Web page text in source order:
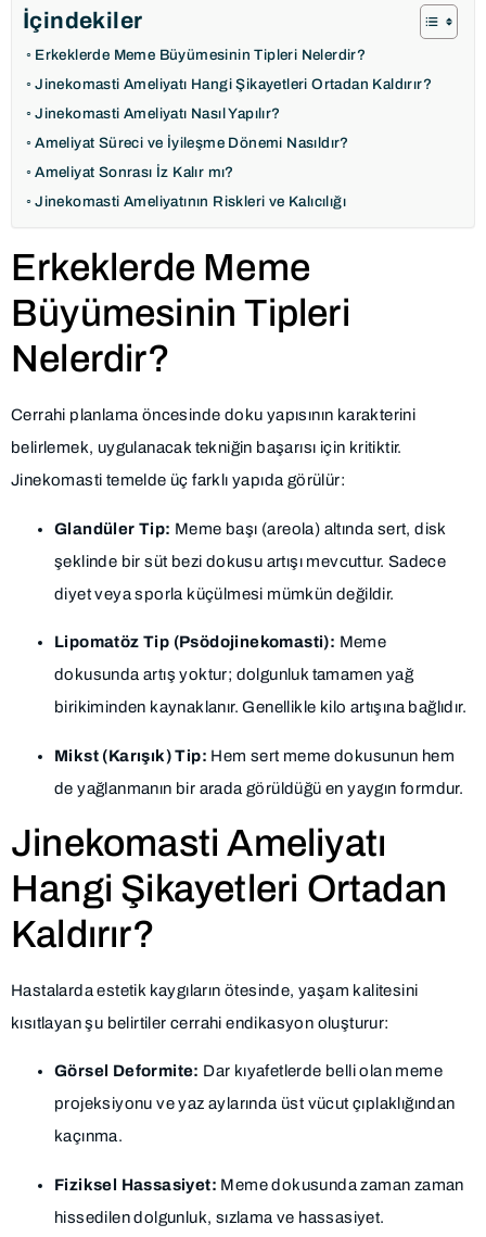
İçindekiler
Erkeklerde Meme Büyümesinin Tipleri Nelerdir?
Jinekomasti Ameliyatı Hangi Şikayetleri Ortadan Kaldırır?
Jinekomasti Ameliyatı Nasıl Yapılır?
Ameliyat Süreci ve İyileşme Dönemi Nasıldır?
Ameliyat Sonrası İz Kalır mı?
Jinekomasti Ameliyatının Riskleri ve Kalıcılığı
Erkeklerde Meme
Büyümesinin Tipleri
Nelerdir?
Cerrahi planlama öncesinde doku yapısının karakterini
belirlemek, uygulanacak tekniğin başarısı için kritiktir.
Jinekomasti temelde üç farklı yapıda görülür:
Glandüler Tip: Meme başı (areola) altında sert, disk
şeklinde bir süt bezi dokusu artışı mevcuttur. Sadece
diyet veya sporla küçülmesi mümkün değildir.
Lipomatöz Tip (Psödojinekomasti): Meme
dokusunda artış yoktur; dolgunluk tamamen yağ
birikiminden kaynaklanır. Genellikle kilo artışına bağlıdır.
Mikst (Karışık) Tip: Hem sert meme dokusunun hem
de yağlanmanın bir arada görüldüğü en yaygın formdur.
Jinekomasti Ameliyatı
Hangi Şikayetleri Ortadan
Kaldırır?
Hastalarda estetik kaygıların ötesinde, yaşam kalitesini
kısıtlayan şu belirtiler cerrahi endikasyon oluşturur:
Görsel Deformite: Dar kıyafetlerde belli olan meme
projeksiyonu ve yaz aylarında üst vücut çıplaklığından
kaçınma.
Fiziksel Hassasiyet: Meme dokusunda zaman zaman
hissedilen dolgunluk, sızlama ve hassasiyet.